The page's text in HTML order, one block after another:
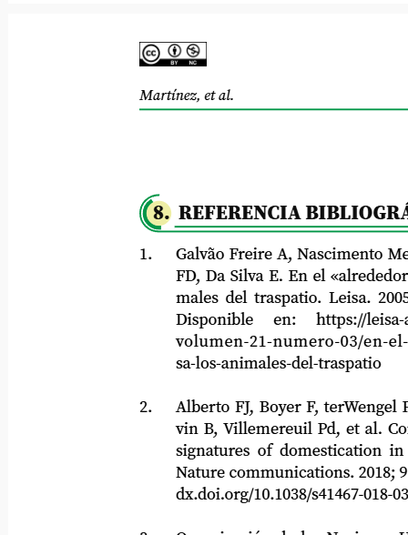
Bonifaz, et al.
Martínez, et al.
8. REFERENCIA
1.
Galvão Freire A, Nascimento Melo
FD, Da Silva E. En el «alrededor de
males del traspatio. Leisa. 2005;
Disponible
en:
https://leisa-
volumen-21-numero-03/en-el-
sa-los-animales-del-traspatio
2.
Alberto FJ, Boyer F, terWengel PO,
vin B, Villemereuil Pd, et al.
signatures of domestication in
Nature communications. 2018;
dx.doi.org/10.1038/s41467-018-